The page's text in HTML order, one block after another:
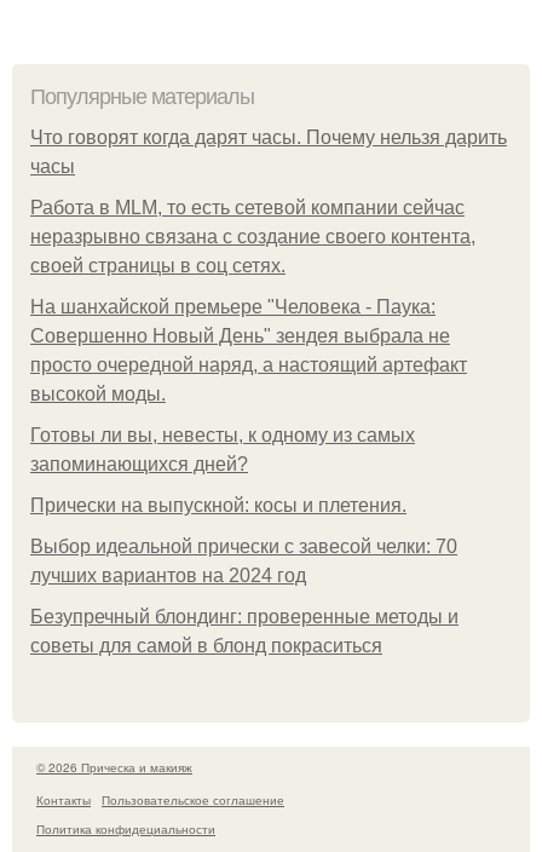
Популярные материалы
Что говорят когда дарят часы. Почему нельзя дарить
часы
Работа в MLM, то есть сетевой компании сейчас
неразрывно связана с создание своего контента,
своей страницы в соц сетях.
На шанхайской премьере "Человека - Паука:
Совершенно Новый День" зендея выбрала не
просто очередной наряд, а настоящий артефакт
высокой моды.
Готовы ли вы, невесты, к одному из самых
запоминающихся дней?
Прически на выпускной: косы и плетения.
Выбор идеальной прически с завесой челки: 70
лучших вариантов на 2024 год
Безупречный блондинг: проверенные методы и
советы для самой в блонд покраситься
© 2026 Прическа и макияж
Контакты
Пользовательское соглашение
Политика конфидециальности